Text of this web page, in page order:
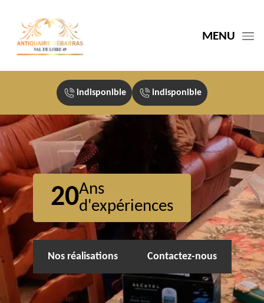
MENU
indisponible indisponible
20Ans
d'expériences
Nos réalisations Contactez-nous